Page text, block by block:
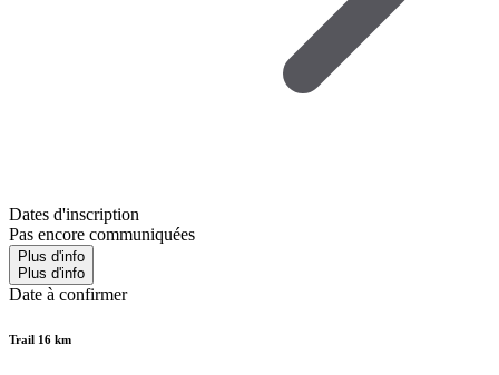
Dates d'inscription
Pas encore communiquées
Plus d'info
Plus d'info
Date à confirmer
Trail 16 km